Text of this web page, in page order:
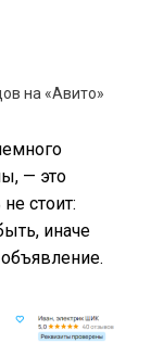
на «Авито»
— это
стоит:
иначе